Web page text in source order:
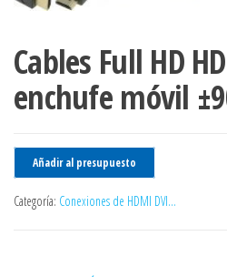
Cables Full HD
enchufe móvil
Añadir al presupuesto
Categoría: Conexiones de HDMI DVI...